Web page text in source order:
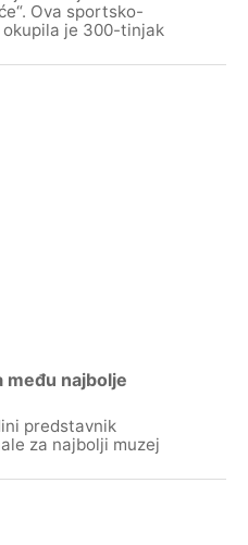
Ova sportsko-
je 300-tinjak
među najbolje
predstavnik
za najbolji muzej